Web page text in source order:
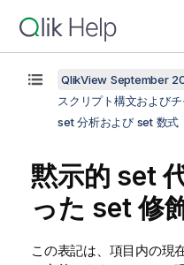
QlikView September
スクリプト構文および
set 分析および set 数式
黙示的 set
った set 修
この表記は、項目内の現